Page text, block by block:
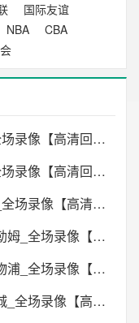
国际友谊
NBA
CBA
2026年05月24日 曼联VS布莱顿_全场录像【高清回放】
2026年05月24日 狼队VS伯恩利_全场录像【高清回放】
2026年05月24日 阿森纳VS水晶宫_全场录像【高清回放】
2026年05月24日 纽卡斯尔联VS富勒姆_全场录像【高清回放】
2026年05月24日 布伦特福德VS利物浦_全场录像【高清回放】
2026年05月24日 阿斯顿维拉VS曼城_全场录像【高清回放】